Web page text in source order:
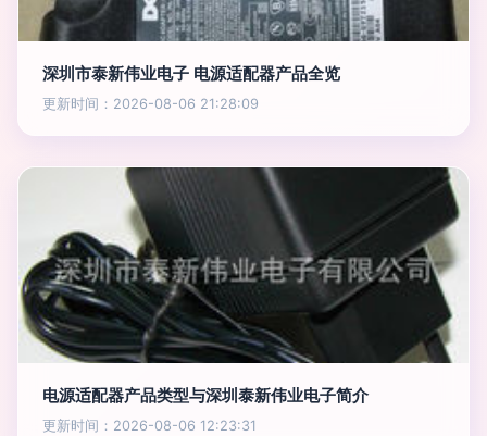
深圳市泰新伟业电子 电源适配器产品全览
更新时间：2026-08-06 21:28:09
电源适配器产品类型与深圳泰新伟业电子简介
更新时间：2026-08-06 12:23:31